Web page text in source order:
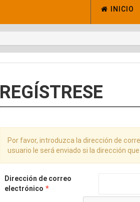
INICIO
REGÍSTRESE
Por favor, introduzca la dirección de
usuario le será enviado si la dirección
Dirección de correo
electrónico *